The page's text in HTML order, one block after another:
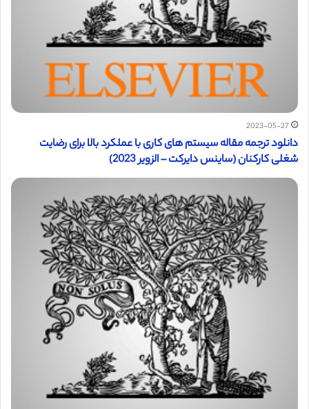
2023-05-27
دانلود ترجمه مقاله سیستم های کاری با عملکرد بالا برای رضایت
شغلی کارکنان (ساینس دایرکت – الزویر 2023)